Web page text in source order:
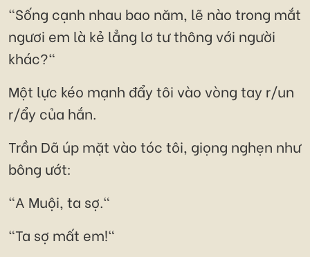
"Sống cạnh nhau bao năm, lẽ nào trong mắt
ngươi em là kẻ lẳng lơ tư thông với người
khác?"
Một lực kéo mạnh đẩy tôi vào vòng tay r/un
r/ẩy của hắn.
Trần Dã úp mặt vào tóc tôi, giọng nghẹn như
bông ướt:
"A Muội, ta sợ."
"Ta sợ mất em!"